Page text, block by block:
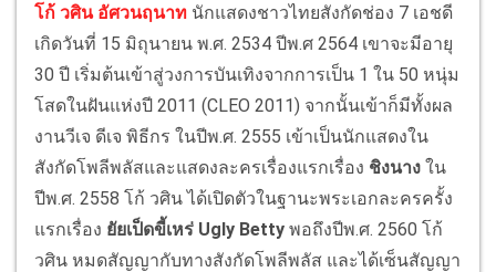
โก้ วศิน อัศวนฤนาท นักแสดงชาวไทยสังกัดช่อง 7 เอชดี
เกิดวันที่ 15 มิถุนายน พ.ศ. 2534 ปีพ.ศ 2564 เขาจะมีอายุ
30 ปี เริ่มต้นเข้าสู่วงการบันเทิงจากการเป็น 1 ใน 50 หนุ่ม
โสดในฝันแห่งปี 2011 (CLEO 2011) จากนั้นเข้าก็มีทั้งผล
งานวีเจ ดีเจ พิธีกร ในปีพ.ศ. 2555 เข้าเป็นนักแสดงใน
สังกัดโพลีพลัสและแสดงละครเรื่องแรกเรื่อง ชิงนาง ใน
ปีพ.ศ. 2558 โก้ วศิน ได้เปิดตัวในฐานะพระเอกละครครั้ง
แรกเรื่อง ยัยเป็ดขี้เหร่ Ugly Betty พอถึงปีพ.ศ. 2560 โก้
วศิน หมดสัญญากับทางสังกัดโพลีพลัส และได้เซ็นสัญญา